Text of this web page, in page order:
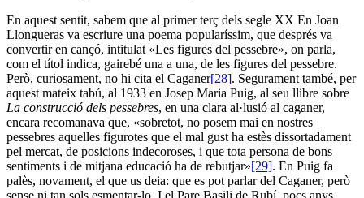
En aquest sentit, sabem que al primer terç dels segle XX En Joan
Llongueras va escriure una poema popularíssim, que després va
convertir en cançó, intitulat «Les figures del pessebre», on parla,
com el títol indica, gairebé una a una, de les figures del pessebre.
Però, curiosament, no hi cita el Caganer[28]. Segurament també, per
aquest mateix tabú, al 1933 en Josep Maria Puig, al seu llibre sobre
La construcció dels pessebres, en una clara al·lusió al caganer,
encara recomanava que, «sobretot, no posem mai en nostres
pessebres aquelles figurotes que el mal gust ha estès dissortadament
pel mercat, de posicions indecoroses, i que tota persona de bons
sentiments i de mitjana educació ha de rebutjar»[29]. En Puig fa
palès, novament, el que us deia: que es pot parlar del Caganer, però
sense ni tan sols esmentar-lo. I el Pare Basili de Rubí, pocs anys